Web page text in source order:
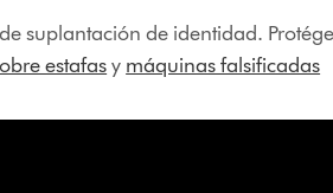
suplantación de identidad.
estafasy máquinas falsificadas